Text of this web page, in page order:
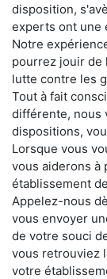
disposition,
experts ont une
Notre
pourrez jouir de
lutte contre les
Tout à fait
différente, nous
dispositions,
Lorsque vous
vous aiderons à
établissement
Appelez-nous
vous envoyer
de votre souci
vous retrouviez
votre